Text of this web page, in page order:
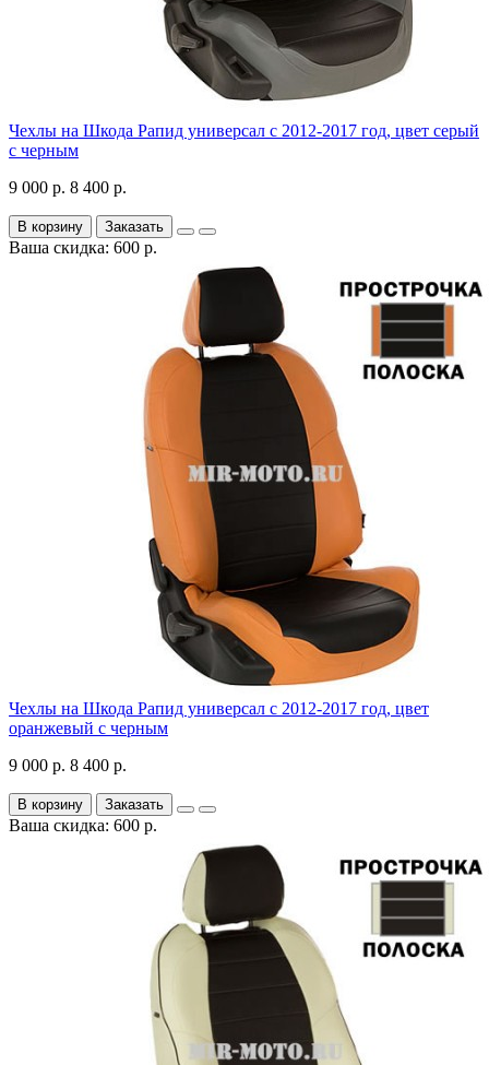
Чехлы на Шкода Рапид универсал с 2012-2017 год, цвет серый
с черным
9 000 р. 8 400 р.
В корзину Заказать
Ваша скидка: 600 р.
Чехлы на Шкода Рапид универсал с 2012-2017 год, цвет
оранжевый с черным
9 000 р. 8 400 р.
В корзину Заказать
Ваша скидка: 600 р.